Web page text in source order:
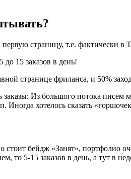
страницу, т.е. фактически в
15 заказов в день!
странице фриланса, и 50%
Из большого потока
Иногда хотелось сказать
бейдж «Занят», портфолио
то 5-15 заказов в день, а тут в